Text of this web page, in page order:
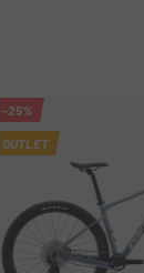
-25%
OUTLET